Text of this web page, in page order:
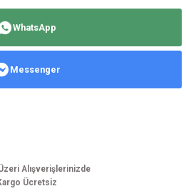
veya görüntülenemiyor.
WhatsApp
Messenger
Alışverişlerinizde
Ücretsiz